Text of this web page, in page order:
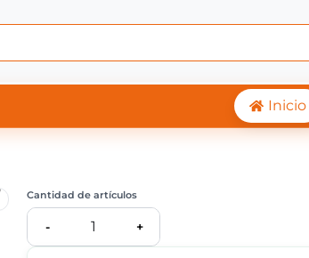
Inicio
Cantidad de artículos
- 1 +